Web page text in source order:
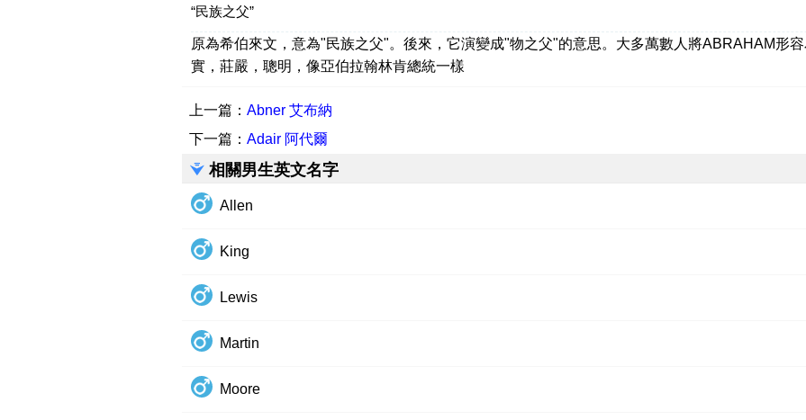
“民族之父”
原為希伯來文，意為"民族之父"。後來，它演變成"物之父"的意思。大多萬數人將ABRAHAM形
實，莊嚴，聰明，像亞伯拉翰林肯總統一樣
上一篇： Abner 艾布納
下一篇： Adair 阿代爾
相關男生英文名字
Allen
King
Lewis
Martin
Moore